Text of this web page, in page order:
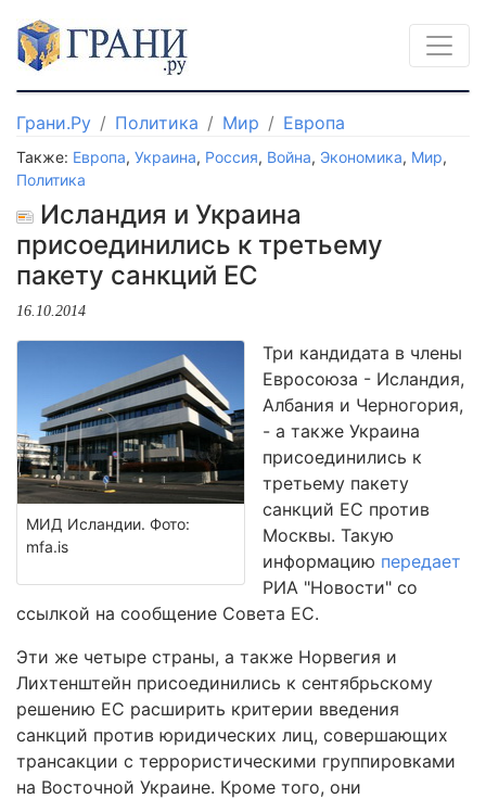
Грани.Ру Политика Мир Европа
Также: Европа, Украина, Россия, Война, Экономика, Мир,
Политика
Исландия и Украина
присоединились к третьему
пакету санкций ЕС
16.10.2014
МИД Исландии. Фото:
mfa.is
Три кандидата в члены
Евросоюза - Исландия,
Албания и Черногория,
- а также Украина
присоединились к
третьему пакету
санкций ЕС против
Москвы. Такую
информацию передает
РИА "Новости" со
ссылкой на сообщение Совета ЕС.
Эти же четыре страны, а также Норвегия и
Лихтенштейн присоединились к сентябрьскому
решению ЕС расширить критерии введения
санкций против юридических лиц, совершающих
трансакции с террористическими группировками
на Восточной Украине. Кроме того, они